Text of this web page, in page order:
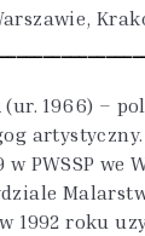
(ur. 1966) –
w PWSSP we
1992 roku